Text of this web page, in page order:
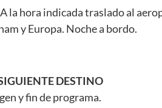
la hora indicada traslado al
y Europa. Noche a bordo.
DESTINO
y fin de programa.